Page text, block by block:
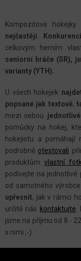
Kompozitové
nejčastěji
celkovým herním
seniorní hráče (SR),
varianty (YTH).
U všech hokejek
popsané jak textově,
mezi sebou
pomůcky na hokej,
hokejistu a pomáhají
podrobně otestovali
produktůmvlastní
podívejte na jednotlivé
od samotného
upřesnit, jak v rámci
určitě nás kontaktujte
jsme na příjmu od 8 -
s nimi ;-).
Z